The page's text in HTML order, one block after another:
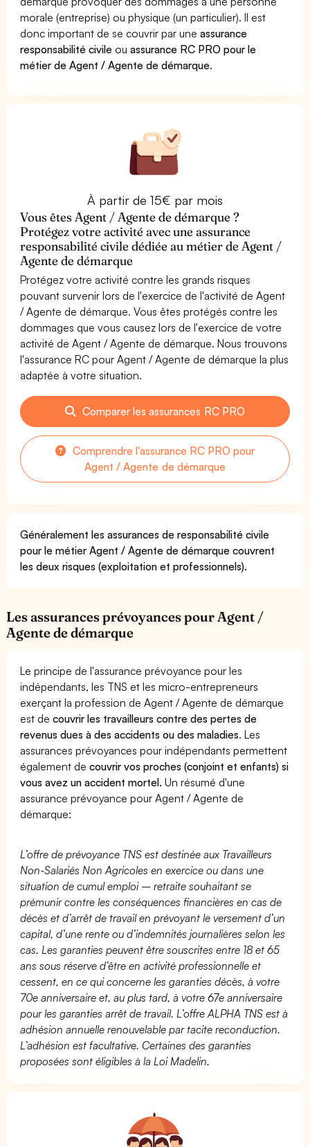
morale (entreprise) ou physique (un particulier). Il est
donc important de se couvrir par uneassurance
responsabilité civile ouassurance RC PRO pour le
métier de Agent / Agente de démarque.
À partir de 15€ par mois
Vous êtes Agent / Agente de démarque ?
Protégez votre activité avec une assurance
responsabilité civile dédiée au métier de Agent /
Agente de démarque
Protégez votre activité contre les grands risques
pouvant survenir lors de l'exercice de l'activité de Agent
/ Agente de démarque. Vous êtes protégés contre les
dommages que vous causez lors de l'exercice de votre
activité de Agent / Agente de démarque. Nous trouvons
l'assurance RC pour Agent / Agente de démarque la plus
adaptée à votre situation.
Comparer les assurances RC PRO
Comprendre l'assurance RC PRO pour
Agent / Agente de démarque
Généralement les assurances de responsabilité civile
pour le métier Agent / Agente de démarque couvrent
les deux risques (exploitation et professionnels).
Les assurances prévoyances pour Agent /
Agente de démarque
Le principe de l'assurance prévoyance pour les
indépendants, les TNS et les micro-entrepreneurs
exerçant la profession de Agent / Agente de démarque
est decouvrir les travailleurs contre des pertes de
revenus dues à des accidents ou des maladies. Les
assurances prévoyances pour indépendants permettent
également decouvrir vos proches (conjoint et enfants) si
vous avez un accident mortel. Un résumé d'une
assurance prévoyance pour Agent / Agente de
démarque:
L’offre de prévoyance TNS est destinée aux Travailleurs
Non-Salariés Non Agricoles en exercice ou dans une
situation de cumul emploi – retraite souhaitant se
prémunir contre les conséquences financières en cas de
décès et d’arrêt de travail en prévoyant le versement d’un
capital, d’une rente ou d’indemnités journalières selon les
cas. Les garanties peuvent être souscrites entre 18 et 65
ans sous réserve d’être en activité professionnelle et
cessent, en ce qui concerne les garanties décès, à votre
70e anniversaire et, au plus tard, à votre 67e anniversaire
pour les garanties arrêt de travail. L’offre ALPHA TNS est à
adhésion annuelle renouvelable par tacite reconduction.
L’adhésion est facultative. Certaines des garanties
proposées sont éligibles à la Loi Madelin.